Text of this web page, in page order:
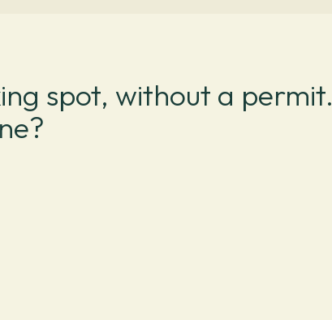
spot, without a permit.